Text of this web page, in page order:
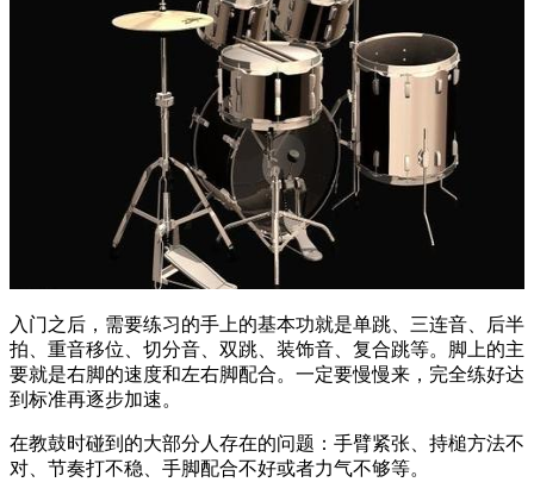
入门之后，需要练习的手上的基本功就是单跳、三连音、后半
拍、重音移位、切分音、双跳、装饰音、复合跳等。脚上的主
要就是右脚的速度和左右脚配合。一定要慢慢来，完全练好达
到标准再逐步加速。
在教鼓时碰到的大部分人存在的问题：手臂紧张、持槌方法不
对、节奏打不稳、手脚配合不好或者力气不够等。